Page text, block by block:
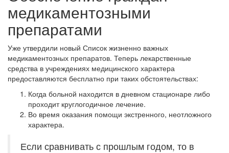
медикаментозными
препаратами
Уже утвердили новый Список жизненно важных
медикаментозных препаратов. Теперь лекарственные
средства в учреждениях медицинского характера
предоставляются бесплатно при таких обстоятельствах:
Когда больной находится в дневном стационаре либо
проходит круглогодичное лечение.
Во время оказания помощи экстренного, неотложного
характера.
Если сравнивать с прошлым годом, то в